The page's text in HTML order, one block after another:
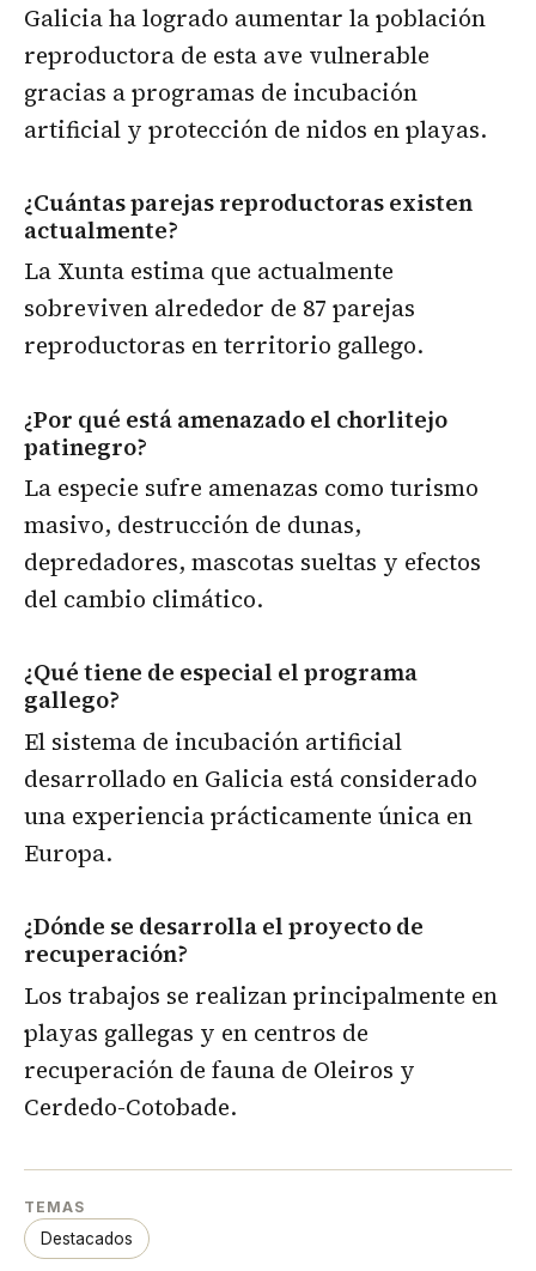
Galicia ha logrado aumentar la población
reproductora de esta ave vulnerable
gracias a programas de incubación
artificial y protección de nidos en playas.
¿Cuántas parejas reproductoras existen
actualmente?
La Xunta estima que actualmente
sobreviven alrededor de 87 parejas
reproductoras en territorio gallego.
¿Por qué está amenazado el chorlitejo
patinegro?
La especie sufre amenazas como turismo
masivo, destrucción de dunas,
depredadores, mascotas sueltas y efectos
del cambio climático.
¿Qué tiene de especial el programa
gallego?
El sistema de incubación artificial
desarrollado en Galicia está considerado
una experiencia prácticamente única en
Europa.
¿Dónde se desarrolla el proyecto de
recuperación?
Los trabajos se realizan principalmente en
playas gallegas y en centros de
recuperación de fauna de Oleiros y
Cerdedo-Cotobade.
TEMAS
Destacados